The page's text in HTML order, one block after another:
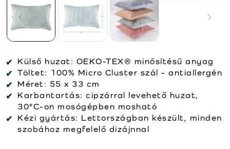
Külső huzat: OEKO-TEX® minősítésű anyag
Töltet: 100% Micro Cluster szál - antiallergén
Méret: 55 x 33 cm
Karbantartás: cipzárral levehető huzat,
30°C-on mosógépben mosható
Kézi gyártás: Lettországban készült, minden
szobához megfelelő dizájnnal